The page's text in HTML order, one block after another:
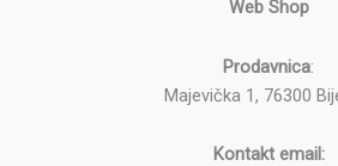
Web Shop
Prodavnica:
Majevička 1, 76300
Kontakt email: